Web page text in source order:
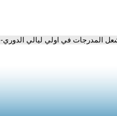
المدرجات في اولي ليالي الدوري-